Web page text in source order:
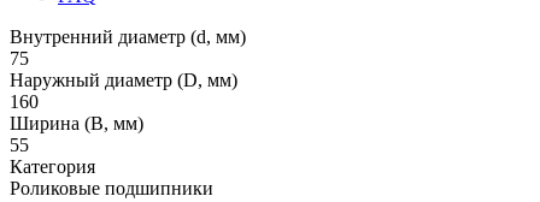
Внутренний диаметр (d, мм)
75
Наружный диаметр (D, мм)
160
Ширина (B, мм)
55
Категория
Роликовые подшипники